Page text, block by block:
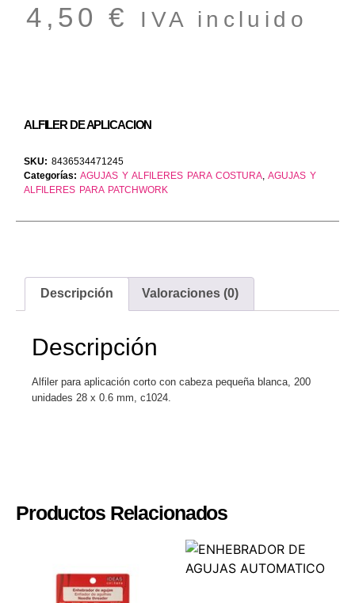
4,50€ IVA incluido
ALFILER DE APLICACION
SKU: 8436534471245
Categorías: AGUJAS Y ALFILERES PARA COSTURA AGUJAS Y
ALFILERES PARA PATCHWORK
Descripción Valoraciones (0)
Descripción
Alfiler para aplicación corto con cabeza pequeña blanca, 200
unidades 28 x 0.6 mm, c1024.
Productos Relacionados